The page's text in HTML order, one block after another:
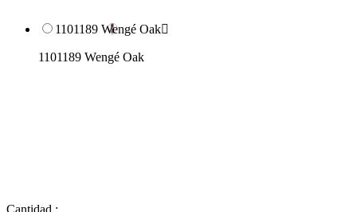
1101189 Wengé Oak
1101189 Wengé Oak
Cantidad :